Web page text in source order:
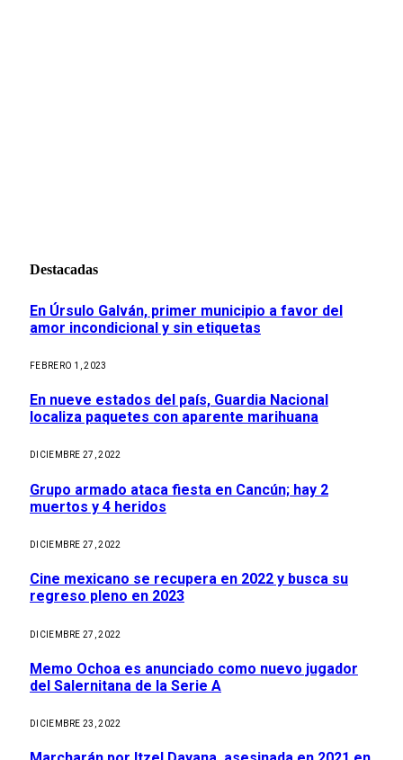
Destacadas
En Úrsulo Galván, primer municipio a favor del
amor incondicional y sin etiquetas
FEBRERO 1, 2023
En nueve estados del país, Guardia Nacional
localiza paquetes con aparente marihuana
DICIEMBRE 27, 2022
Grupo armado ataca fiesta en Cancún; hay 2
muertos y 4 heridos
DICIEMBRE 27, 2022
Cine mexicano se recupera en 2022 y busca su
regreso pleno en 2023
DICIEMBRE 27, 2022
Memo Ochoa es anunciado como nuevo jugador
del Salernitana de la Serie A
DICIEMBRE 23, 2022